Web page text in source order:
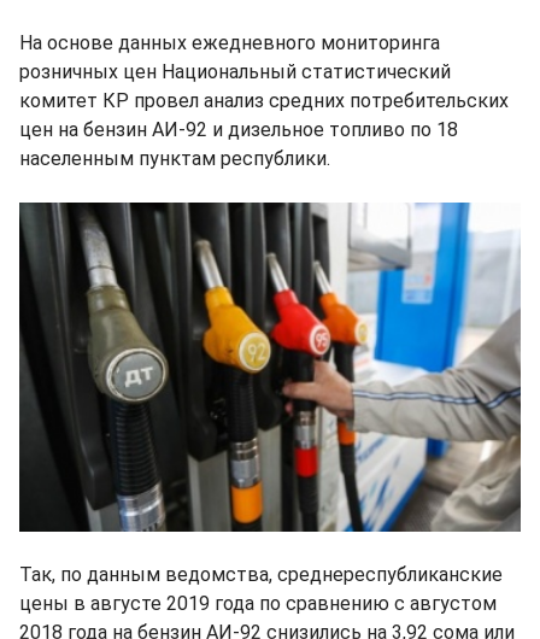
На основе данных ежедневного мониторинга
розничных цен Национальный статистический
комитет КР провел анализ средних потребительских
цен на бензин АИ-92 и дизельное топливо по 18
населенным пунктам республики.
Так, по данным ведомства, среднереспубликанские
цены в августе 2019 года по сравнению с августом
2018 года на бензин АИ-92 снизились на 3,92 сома или